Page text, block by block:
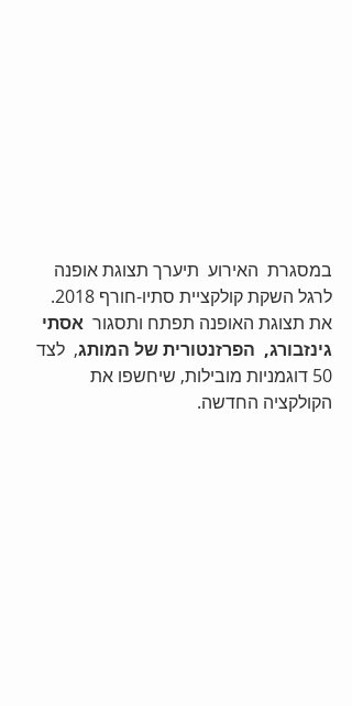
במסגרת  האירוע  תיערך תצוגת אופנה
לרגל השקת קולקציית סתיו-חורף 2018.
את תצוגת האופנה תפתח ותסגור אסתי
גינזבורג,  הפרזנטורית של המותג,  לצד
50 דוגמניות מובילות, שיחשפו את
הקולקציה החדשה.